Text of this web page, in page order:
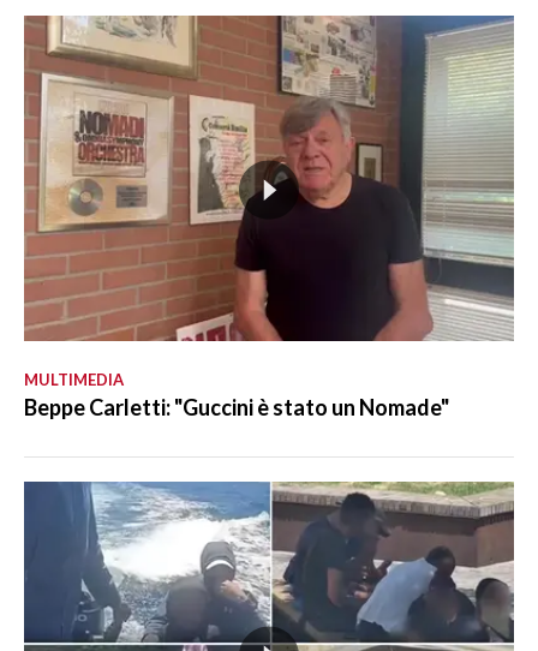
MULTIMEDIA
Beppe Carletti: "Guccini è stato un Nomade"